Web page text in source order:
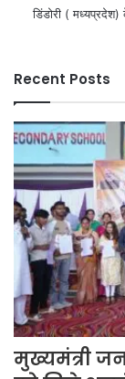
डिंडोरी (
Recent Posts
मुख्यमंत्री